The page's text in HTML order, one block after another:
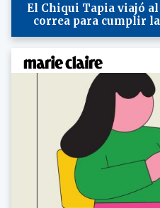
El Chiqui Tapia viajó
correa para cumplir